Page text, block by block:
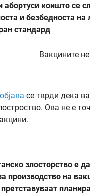
абортуси коишто се
и безбедноста на
стандард
објава се тврди дека
Ова не е
злосторство е
производство на
претставуваат